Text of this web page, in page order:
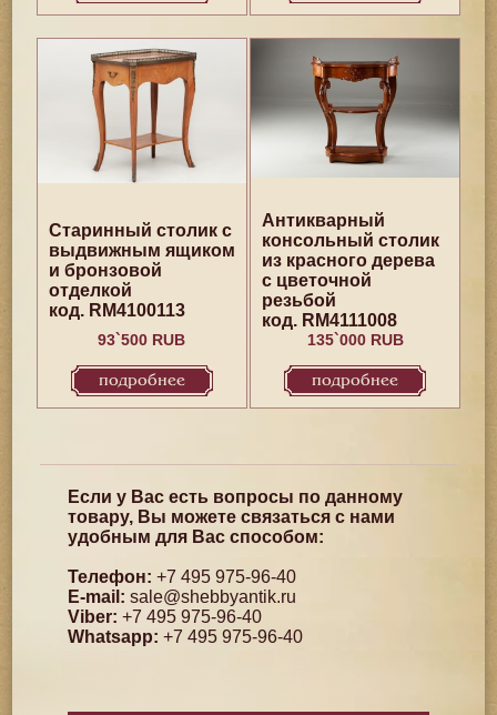
Старинный столик с
выдвижным ящиком
и бронзовой
отделкой
код. RM4100113
93`500 RUB
подробнее
Антикварный
консольный столик
из красного дерева
с цветочной
резьбой
код. RM4111008
135`000 RUB
подробнее
Если у Вас есть вопросы по данному
товару, Вы можете связаться с нами
удобным для Вас способом:
Телефон: +7 495 975-96-40
E-mail: sale@shebbyantik.ru
Viber: +7 495 975-96-40
Whatsapp: +7 495 975-96-40